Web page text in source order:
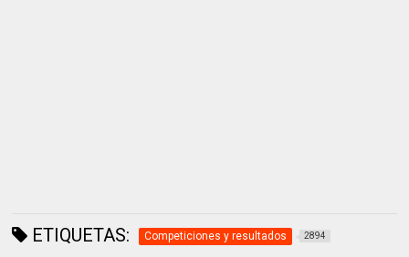
ETIQUETAS: Competiciones y resultados 2894